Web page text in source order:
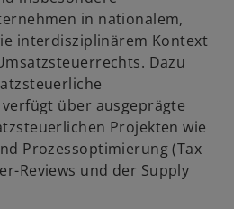
in nationalem,
interdisziplinärem Kontext
Dazu
über ausgeprägte
Projekten wie
Prozessoptimierung (Tax
Reviews und der Supply